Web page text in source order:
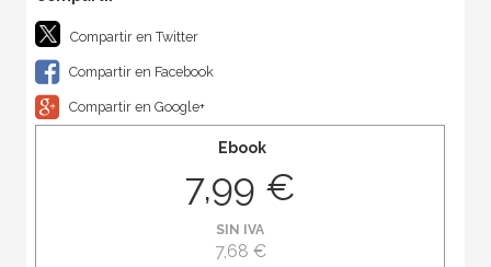
Compartir en Twitter
Compartir en Facebook
Compartir en Google+
Ebook
7,99 €
SIN IVA
7,68 €